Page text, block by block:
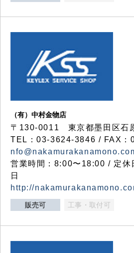
（有）中村金物店
〒130-0011 東京都墨田区石
TEL：03-3624-3846 / FAX：
営業時間：8:00〜18:00 / 定休
日
http://
販売可 工事・取付可